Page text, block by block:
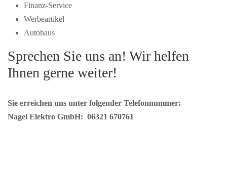
Finanz-Service
Werbeartikel
Autohaus
Sprechen Sie uns an! Wir helfen
Ihnen gerne weiter!
Sie erreichen uns unter folgender Telefonnummer:
Nagel Elektro GmbH: 06321 670761